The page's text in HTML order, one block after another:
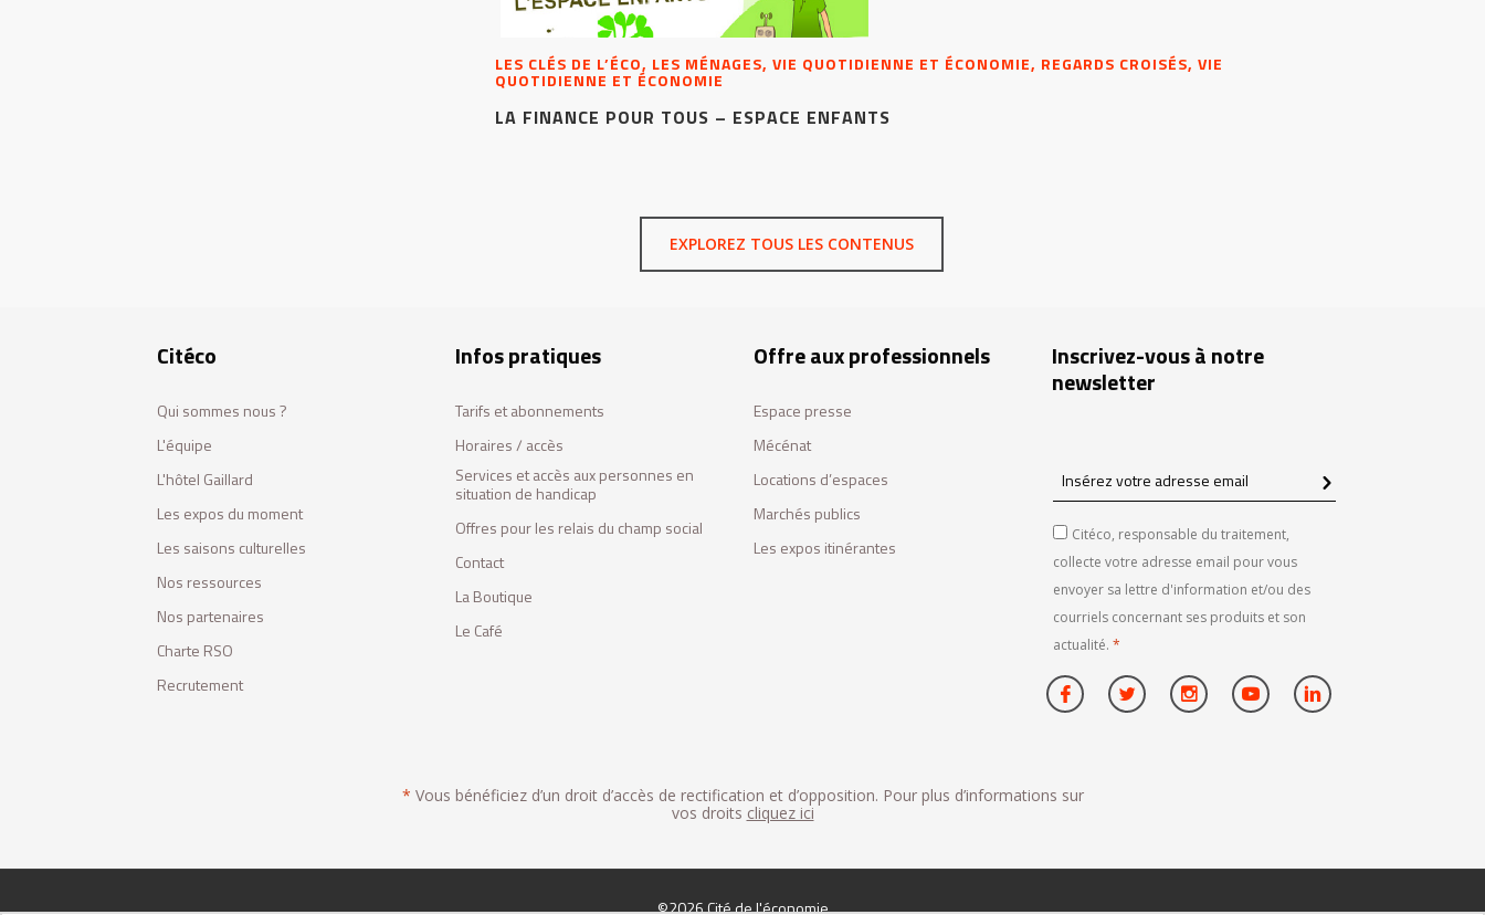
LES CLÉS DE L’ÉCO, LES MÉNAGES, VIE QUOTIDIENNE ET ÉCONOMIE, REGARDS CROISÉS, VIE
QUOTIDIENNE ET ÉCONOMIE
LA FINANCE POUR TOUS – ESPACE ENFANTS
EXPLOREZ TOUS LES CONTENUS
Citéco
Qui sommes nous ?
L'équipe
L'hôtel Gaillard
Les expos du moment
Les saisons culturelles
Nos ressources
Nos partenaires
Charte RSO
Recrutement
Infos pratiques
Tarifs et abonnements
Horaires / accès
Services et accès aux personnes en
situation de handicap
Offres pour les relais du champ social
Contact
La Boutique
Le Café
Offre aux professionnels
Espace presse
Mécénat
Locations d’espaces
Marchés publics
Les expos itinérantes
Inscrivez-vous à notre
newsletter
Insérez
votre
adresse
email
Citéco, responsable du traitement,
collecte votre adresse email pour vous
envoyer sa lettre d'information et/ou des
courriels concernant ses produits et son
actualité. *
* Vous bénéficiez d’un droit d’accès de rectification et d’opposition. Pour plus d’informations sur
vos droits cliquez ici
©2026 Cité de l'économie